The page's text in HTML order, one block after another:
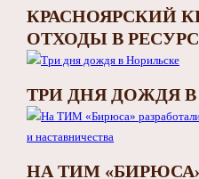
КРАСНОЯРСКИЙ
ОТХОДЫ В РЕСУРС
ТРИ ДНЯ ДОЖДЯ
НА ТИМ